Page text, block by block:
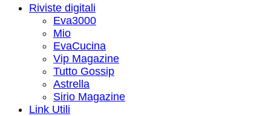
Riviste digitali
Eva3000
Mio
EvaCucina
Vip Magazine
Tutto Gossip
Astrella
Sirio Magazine
Link Utili